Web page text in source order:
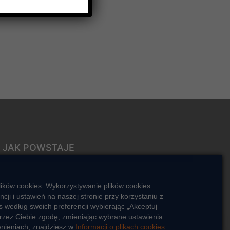
JAK POWSTAJE
CIEPŁO
Mapa sieci ciepłowniczej
KIERUNKI ROZWOJU SIECI
CIEPŁOWNICZEJ
cookies. Wykorzystywanie plików cookies
i ustawień na naszej stronie przy korzystaniu z
swoich preferencji wybierając „Akceptuj
Ciebie zgodę, zmieniając wybrane ustawienia.
znajdziesz w Informacji o plikach cookies